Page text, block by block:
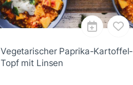
Vegetarischer Paprika-Kartoffel-
Topf mit Linsen